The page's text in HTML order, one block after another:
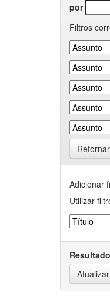
por
Filtros
Adicionar
Utilizar